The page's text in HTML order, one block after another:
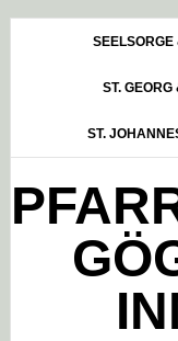
Hauptsidebar
ST.
ST.